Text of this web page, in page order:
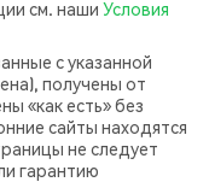
см. наши Условия
с указанной
получены от
«как есть» без
сайты находятся
не следует
гарантию